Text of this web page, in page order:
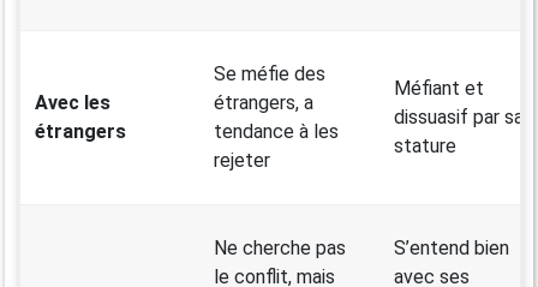
Avec les
étrangers
Se méfie des
étrangers, a
tendance à les
rejeter
Méfiant et
dissuasif par sa
stature
Ne cherche pas
le conflit, mais
S’entend bien
avec ses